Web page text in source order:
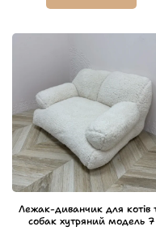
Лежак-диванчик для котів
собак хутряний модель 7